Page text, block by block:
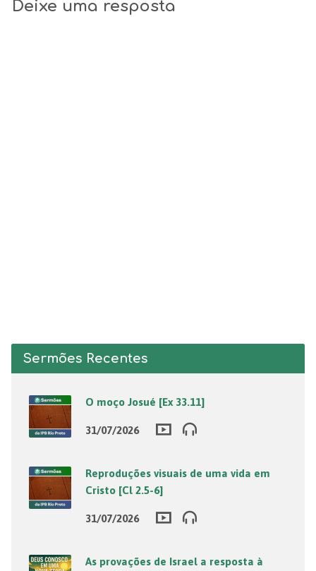
Deixe uma resposta
Sermões Recentes
O moço Josué [Ex 33.11]
31/07/2026
Reproduções visuais de uma vida em
Cristo [Cl 2.5-6]
31/07/2026
As provações de Israel a resposta à